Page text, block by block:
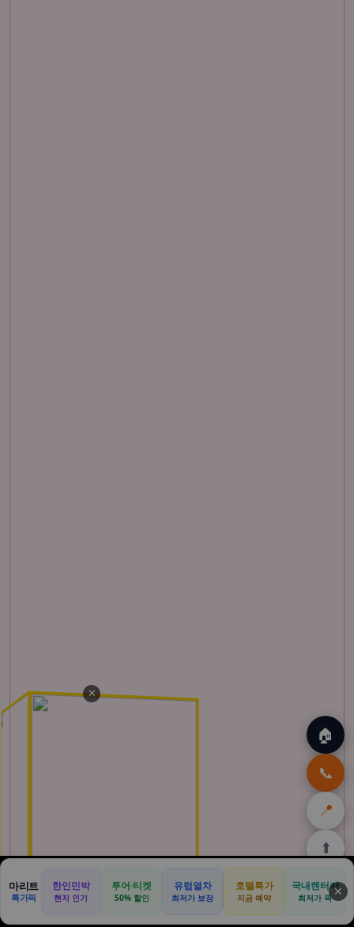
🏠
📞
📍
⬆️
🏠
홈
🏝️
몰디브
🌴
발리
🌺
하와이
🎁
쿠팡
할인
✕
마리트
특가픽
한인민박
현지 인기
투어·티켓
50% 할인
유럽열차
최저가 보장
호텔특가
지금 예약
국내렌터카
최저가 픽 ✕